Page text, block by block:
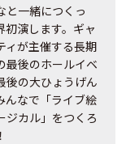
と一緒につくっ
初演します。ギャ
ィが主催する長期
最後のホールイベ
後の大ひょうげん
んなで「ライブ絵
ジカル」をつくろ